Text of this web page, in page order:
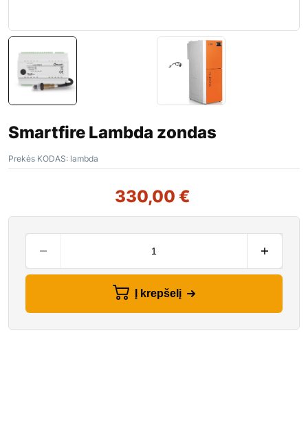
Smartfire Lambda zondas
Prekės KODAS: lambda
330,00 €
Į krepšelį